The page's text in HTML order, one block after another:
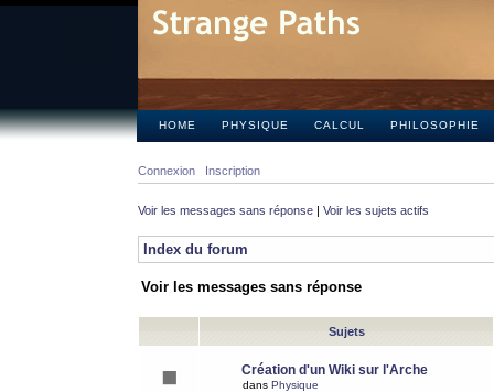
HOME PHYSIQUE CALCUL PHILOSOPHIE
Connexion Inscription
Voir les messages sans réponse | Voir les sujets actifs
Index du forum
Voir les messages sans réponse
Sujets
Création d'un Wiki sur l'Arche
dans Physique